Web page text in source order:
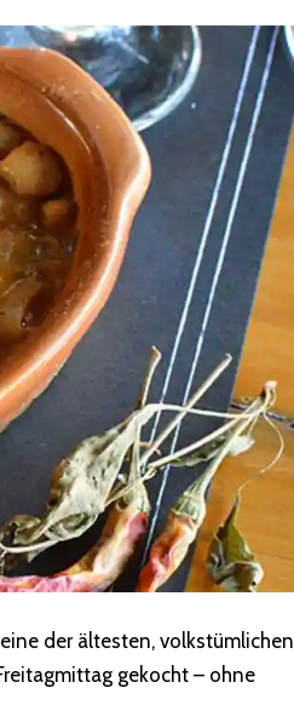
der ältesten, volkstümlichen
gekocht – ohne